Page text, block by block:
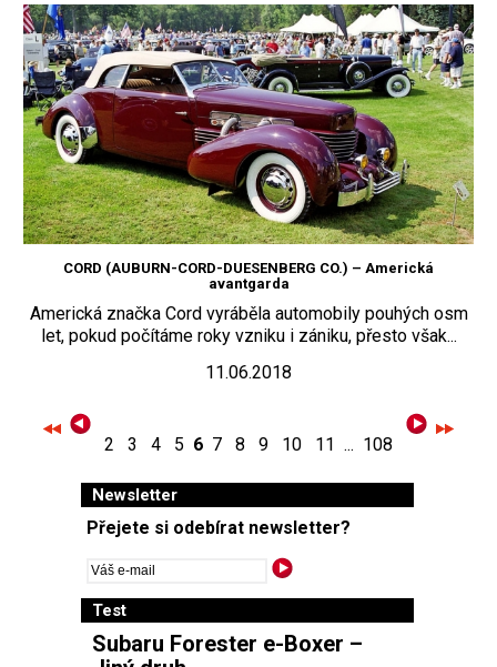
CORD (AUBURN-CORD-DUESENBERG CO.) – Americká
avantgarda
Americká značka Cord vyráběla automobily pouhých osm
let, pokud počítáme roky vzniku i zániku, přesto však...
11.06.2018
2 3 4 5 6 7 8 9 10 11 ... 108
Newsletter
Přejete si odebírat newsletter?
Test
Subaru Forester e-Boxer –